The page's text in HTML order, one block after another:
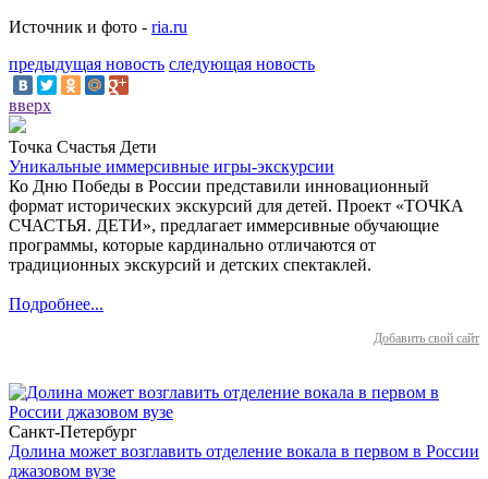
Источник и фото - ria.ru
предыдущая новость следующая новость
вверх
Точка Счастья Дети
Уникальные иммерсивные игры-экскурсии
Ко Дню Победы в России представили инновационный
формат исторических экскурсий для детей. Проект «ТОЧКА
СЧАСТЬЯ. ДЕТИ», предлагает иммерсивные обучающие
программы, которые кардинально отличаются от
традиционных экскурсий и детских спектаклей.
Подробнее...
Добавить свой сайт
Санкт-Петербург
Долина может возглавить отделение вокала в первом в России
джазовом вузе